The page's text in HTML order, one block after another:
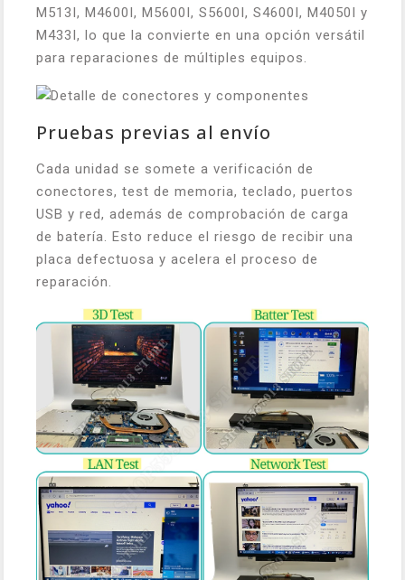
M513I, M4600I, M5600I, S5600I, S4600I, M4050I y
M433I, lo que la convierte en una opción versátil
para reparaciones de múltiples equipos.
Pruebas previas al envío
Cada unidad se somete a verificación de
conectores, test de memoria, teclado, puertos
USB y red, además de comprobación de carga
de batería. Esto reduce el riesgo de recibir una
placa defectuosa y acelera el proceso de
reparación.